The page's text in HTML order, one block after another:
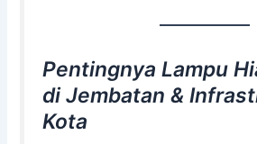
Pentingnya Lampu
di Jembatan &
Kota